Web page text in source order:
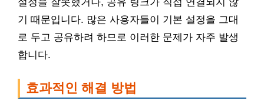
기 때문입니다. 많은 사용자들이 기본 설정을 그대
로 두고 공유하려 하므로 이러한 문제가 자주 발생
합니다.
효과적인 해결 방법